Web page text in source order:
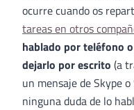
ocurre cuando os
tareas en otros
hablado por teléfono
dejarlo por escrito (a
un mensaje de Skype
ninguna duda de lo